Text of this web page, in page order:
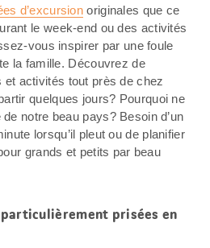
d’excursion originales que ce
le week-end ou des activités
vous inspirer par une foule
la famille. Découvrez de
et activités tout près de chez
quelques jours? Pourquoi ne
notre beau pays? Besoin d’un
lorsqu’il pleut ou de planifier
grands et petits par beau
prisées en